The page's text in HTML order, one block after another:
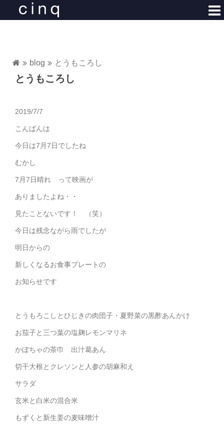
blog とうもころし
とうもころし
2019/7/7
こんばんは
今日は7月7日でしたね
むかし
7月7日晴れ って映画が
ありましたよね・・
見たことないです！ （笑）
今日は残念ながら雨でしたが
明日からの
新しくなるお食事プレートの
お知らせです
とうもろこしとひじきの肉団子・夏野菜の黒酢あんかけ
お茄子と三つ葉の塩麹レモンマリネ
かぼちゃの茶巾 出汁葛あん
切干大根とクレソンと人参の胡麻和え
サラダ
玄米と白米の混合米
もずくと新生姜の麦味噌汁